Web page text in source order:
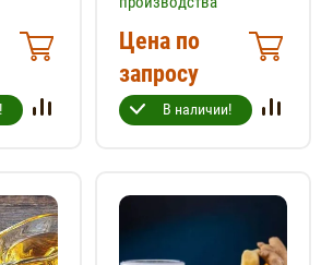
Цена по
запросу
В наличии!